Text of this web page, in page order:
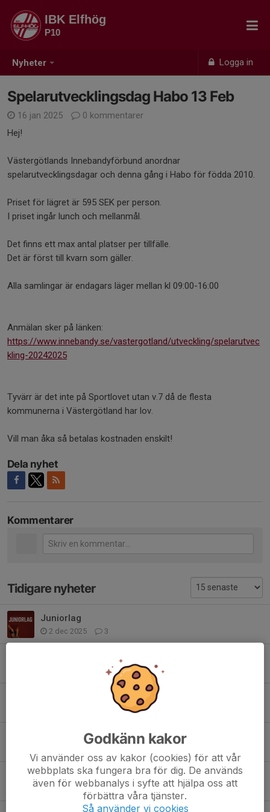
Nyheter Logga in
IBK Elfhög
P10
Spelarutvecklingsdag Habo 13 Feb
16 jan 2025
0 kommentarer
Hej!
Västergötlands Innebandyförbund anordnar
spelarutvecklingsdagar och denna gång i Habo för födda 2010.
Priset för lägret är 595 SEK per person.
I priset ingår lunch och mellanmål.
Det finns ett max antal platser per tillfälle.
Det är först till kvarn som gäller.
Alla samlingar är endagars läger mellan kl 09:00-16:00
Anmälan sker på länken:
https://www.innebandy.se/vastergotland/utveckling/spelarutvec
kling-20242025
Tyvärr är det inte på Sportlovet utan v.7 då de flesta
kommunerna i Västergötland har lov.
Vill man åka så betalas kostnaden enskilt!
Dela nyhet
Kommentarer
Tidigare nyheter
Juniorlag
2 dec 2025 3
Spelarutvecklingsdagar höstlovet
0
Season 2025/26 starts!
Match mot Tranemo
21 mar 2025 0
Godkänn kakor
Vi använder oss av kakor (cookies) för att vår
webbplats ska fungera bra för dig. De används
även för webbanalys i syfte att hjälpa oss att
förbättra våra tjänster.
Så använder vi cookies